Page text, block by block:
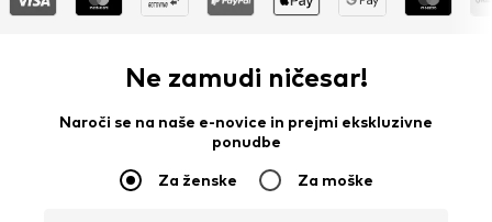
Ne zamudi ničesar!
Naroči se na naše e-novice in prejmi ekskluzivne
ponudbe
Za ženske Za moške